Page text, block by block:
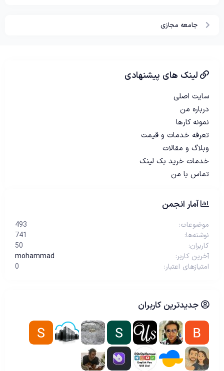
جامعه مجازی
لینک های پیشنهادی
سایت اصلی
درباره من
نمونه کارها
تعرفه خدمات و قیمت
وبلاگ و مقالات
خدمات خرید بک لینک
تماس با من
آمار انجمن
موضوعات
493
نوشته‌ها
741
کاربران
50
آخرین کاربر
mohammad
امتیازهای اعتبار
0
جدیدترین کاربران